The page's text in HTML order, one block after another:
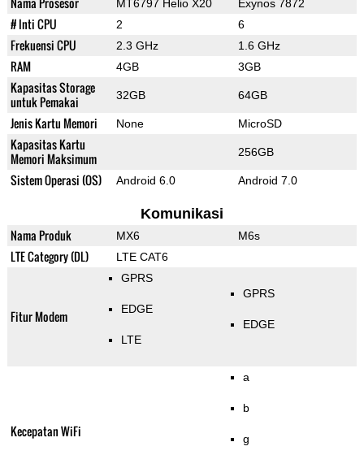
MT6797 Helio X20 Exynos 7872
# Inti CPU 2 6
Frekuensi CPU 2.3 GHz 1.6 GHz
RAM 4GB 3GB
Kapasitas Storage
untuk Pemakai
32GB 64GB
Jenis Kartu Memori None MicroSD
Kapasitas Kartu
Memori Maksimum
256GB
Sistem Operasi (OS) Android 6.0 Android 7.0
Komunikasi
Nama Produk MX6 M6s
LTE Category (DL) LTE CAT6
Fitur Modem
GPRS
EDGE
LTE
GPRS
EDGE
Kecepatan WiFi
a
b
g